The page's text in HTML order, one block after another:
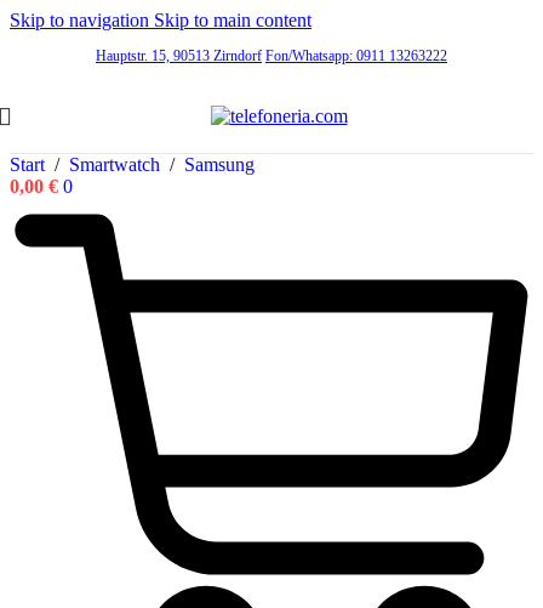
Skip to navigation Skip to main content
Hauptstr. 15, 90513 Zirndorf Fon/Whatsapp: 0911 13263222
Start / Smartwatch / Samsung
0,00 € 0